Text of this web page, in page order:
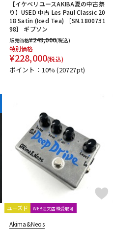
【イケベリユースAKIBA夏の中古祭
り】USED 中古 Les Paul Classic 20
18 Satin (Iced Tea) ［SN.1800731
98］ ギブソン
販売価格¥249,000(税込)
特別価格
¥228,000(税込)
ポイント：10%(20727pt)
ユーズド WEB注文店頭受取可
Akima&Neos